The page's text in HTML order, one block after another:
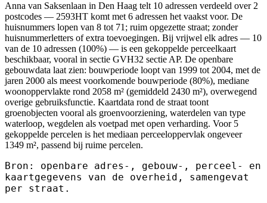
Anna van Saksenlaan in Den Haag telt 10 adressen verdeeld over 2
postcodes — 2593HT komt met 6 adressen het vaakst voor. De
huisnummers lopen van 8 tot 71; ruim opgezette straat; zonder
huisnummerletters of extra toevoegingen. Bij vrijwel elk adres — 10
van de 10 adressen (100%) — is een gekoppelde perceelkaart
beschikbaar, vooral in sectie GVH32 sectie AP. De openbare
gebouwdata laat zien: bouwperiode loopt van 1999 tot 2004, met de
jaren 2000 als meest voorkomende bouwperiode (80%), mediane
woonoppervlakte rond 2058 m² (gemiddeld 2430 m²), overwegend
overige gebruiksfunctie. Kaartdata rond de straat toont
groenobjecten vooral als groenvoorziening, waterdelen van type
waterloop, wegdelen als voetpad met open verharding. Voor 5
gekoppelde percelen is het mediaan perceeloppervlak ongeveer
1349 m², passend bij ruime percelen.
Bron: openbare adres-, gebouw-, perceel- en
kaartgegevens van de overheid, samengevat
per straat.